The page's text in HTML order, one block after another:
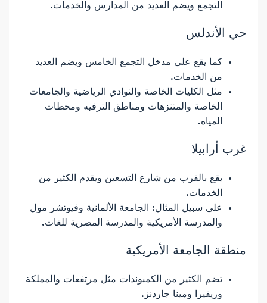
التجمع ويضم العديد من المدارس والخدمات.
حي الأندلس
كما يقع على مدخل التجمع الخامس ويضم العديد
من الخدمات.
مثل الكليات الخاصة والنوادي الرياضية والجامعات
الخاصة والمتنزهات ومناطق الترفيه ومحطات
المياه.
غرب أرابيلا
يقع بالقرب من شارع التسعين ويقدم الكثير من
الخدمات.
على سبيل المثال: الجامعة الألمانية وفيوتشر مول
والمدرسة الأمريكية والمدرسة المصرية للغات.
منطقة الجامعة الأمريكية
تضم الكثير من الكمبوندات مثل مرتفعات والمملكة
وريفيرا ومينا جاردنز.